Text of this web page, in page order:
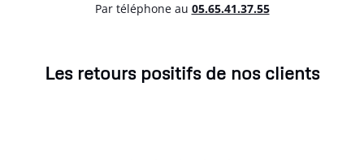
Par téléphone au 05.65.41.37.55
Les retours positifs de nos clients